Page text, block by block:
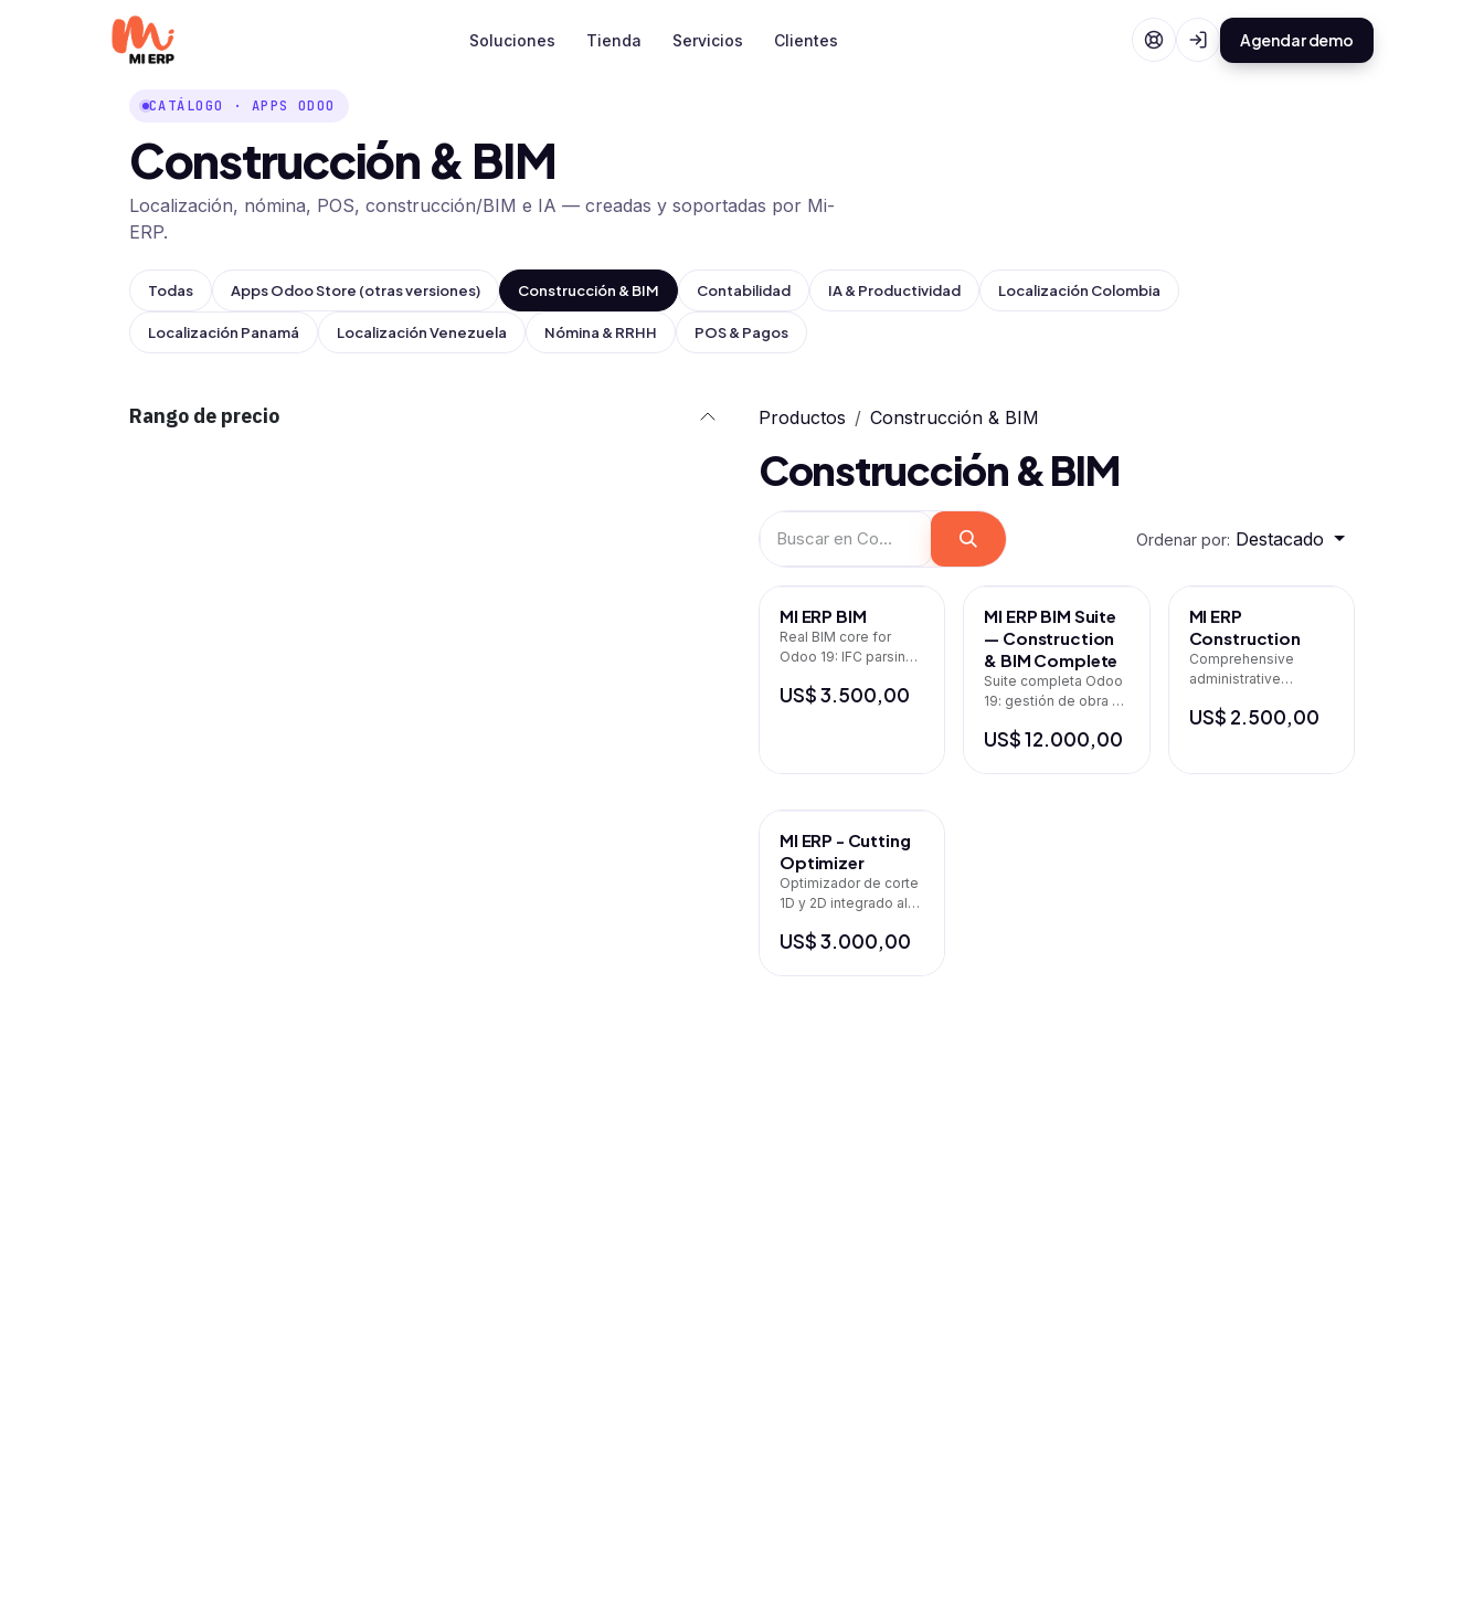
Soluciones Tienda Servicios Clientes Agendar demo
CATÁLOGO · APPS ODOO
Construcción & BIM
Localización, nómina, POS, construcción/BIM e IA — creadas y soportadas por Mi-
ERP.
Todas Apps Odoo Store (otras versiones) Construcción & BIM Contabilidad IA & Productividad Localización Colombia
Localización Panamá Localización Venezuela Nómina & RRHH POS & Pagos
Rango de precio Productos Construcción & BIM
Construcción & BIM
Ordenar por: Destacado
MI ERP BIM
Real BIM core for
Odoo 19: IFC parsing,
19650, BCF, clash
US$3.500,00
MI ERP BIM Suite
— Construction
& BIM Complete
Suite completa Odoo
19: gestión de obra +
4D/5D + Facility
US$12.000,00
MI ERP
Construction
Comprehensive
administrative
construction projects
US$ 2.500,00
MI ERP - Cutting
Optimizer
Optimizador de corte
1D y 2D integrado al
US$3.000,00